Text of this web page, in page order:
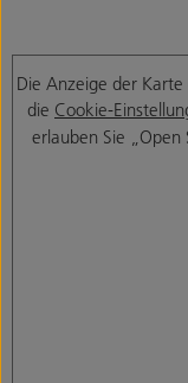
Die Anzeige der
die Cookie-
erlauben Sie